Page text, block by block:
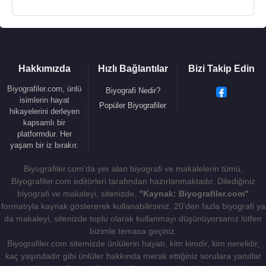
Hakkımızda
Biyografiler.com, ünlü
isimlerin hayat
hikayelerini derleyen
kapsamlı bir
platformdur. Her
yaşam bir iz bırakır.
Hızlı Bağlantılar
Biyografi Nedir?
Popüler Biyografiler
Bizi Takip Edin
Biyografiler.com'da yer alan biyografi ve makalelerin tümü,
Biyografiler.com editörleri tarafından hazırlanmaktadır. Dilediğiniz
biyografi ve makaleyi, sitenizde, "Kaynak: Biyografiler.com"
formatıyla kaynak göstererek kullanabilirsiniz. 20'den fazla biyografi ya
da makaleyi, sitenizde toplu olarak kullanmayı düşünüyorsanız lütfen
bizimle temasa geçiniz.
Biyografiler.com sitemizde ünlülerin hayatı, kim kimdir, kim nerelidir,
kaç yaşındadır gibi ünlüler hakkında merak ettiğiniz sorulara yanıtlar